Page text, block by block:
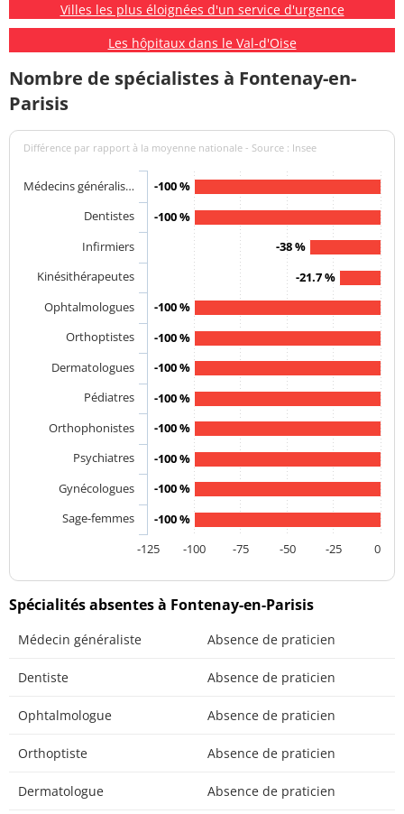
Villes les plus éloignées d'un service d'urgence
Les hôpitaux dans le Val-d'Oise
Nombre de spécialistes à Fontenay-en-
Parisis
Différence par rapport à la moyenne nationale - Source : Insee
-100 %
-100 %
-38 %
-21.7 %
-100 %
-100 %
-100 %
-100 %
-100 %
-100 %
-100 %
-100 %
Médecins généralis…
Dentistes
Infirmiers
Kinésithérapeutes
Ophtalmologues
Orthoptistes
Dermatologues
Pédiatres
Orthophonistes
Psychiatres
Gynécologues
Sage-femmes
-100
0
-125 -75 -50 -25
Spécialités absentes à Fontenay-en-Parisis
Médecin généraliste Absence de praticien
Dentiste Absence de praticien
Ophtalmologue Absence de praticien
Orthoptiste Absence de praticien
Dermatologue Absence de praticien